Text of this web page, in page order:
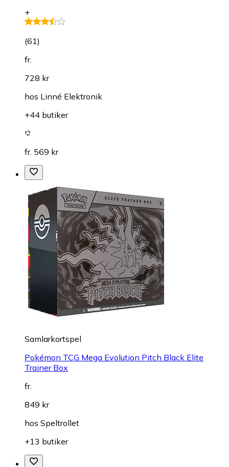
+
(61)
fr.
728 kr
hos Linné Elektronik
+44 butiker
fr. 569 kr
Samlarkortspel
Pokémon TCG Mega Evolution Pitch Black Elite
Trainer Box
fr.
849 kr
hos Speltrollet
+13 butiker